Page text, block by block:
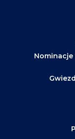
Nominacje